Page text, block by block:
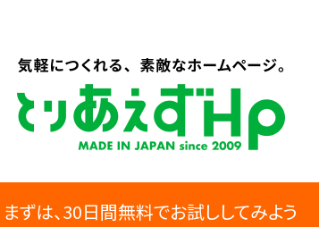
まずは、30日間無料でお試ししてみよう